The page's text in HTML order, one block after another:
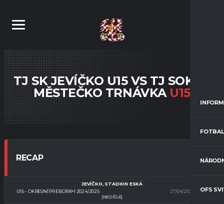
OFS
TJ SK JEVÍČKO U15 VS TJ SOKOL
MĚSTEČKO TRNÁVKA U15
RECAP
U15 – OKRESNÍ PŘEBOR 8+1 2024/2025
JEVÍČKO, STADION ESKÁ
27/04/2025
9:00
(NEDĚLE)